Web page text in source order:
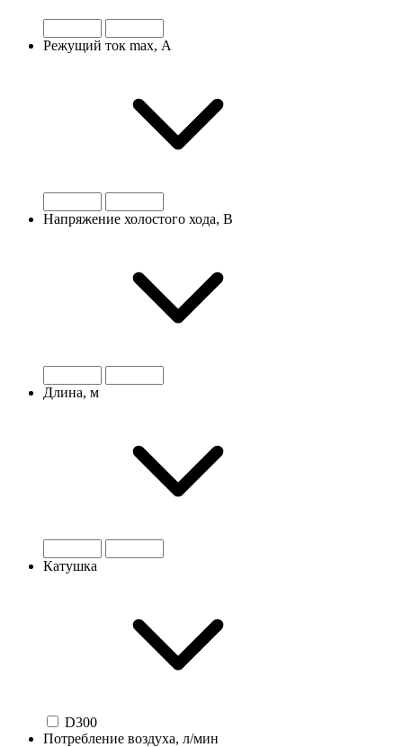
Режущий ток max, А
Напряжение холостого хода, В
Длина, м
Катушка
D300
Потребление воздуха, л/мин